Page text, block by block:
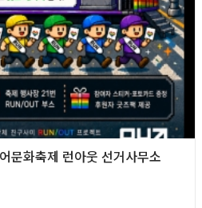
화축제 런아웃 선거사무소